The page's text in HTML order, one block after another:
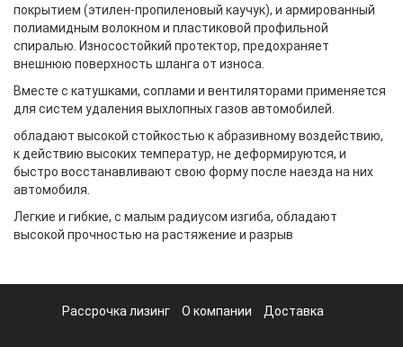
покрытием (этилен-пропиленовый каучук), и армированный
полиамидным волокном и пластиковой профильной
спиралью. Износостойкий протектор, предохраняет
внешнюю поверхность шланга от износа.
Вместе с катушками, соплами и вентиляторами применяется
для систем удаления выхлопных газов автомобилей.
обладают высокой стойкостью к абразивному воздействию,
к действию высоких температур, не деформируются, и
быстро восстанавливают свою форму после наезда на них
автомобиля.
Легкие и гибкие, с малым радиусом изгиба, обладают
высокой прочностью на растяжение и разрыв
Рассрочка лизинг О компании Доставка